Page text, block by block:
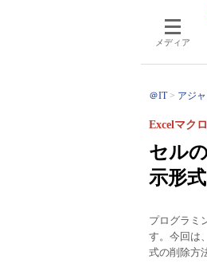
メディア
＠IT アジ
セル
示形
Excelマク
プログラミ
す。今回は
式の削除方